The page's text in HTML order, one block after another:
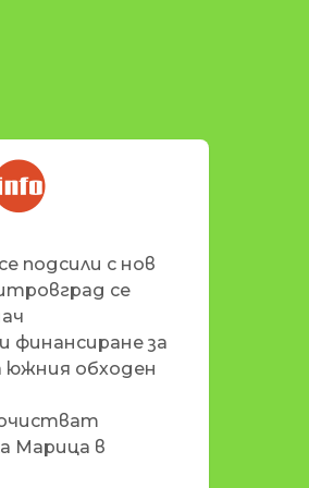
подсили с нов
се
финансиране за
южния обходен
Марица в